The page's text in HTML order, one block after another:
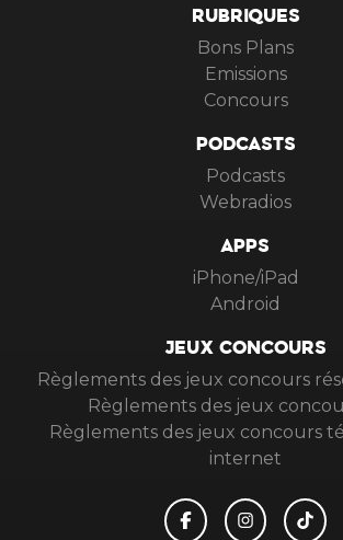
RUBRIQUES
Bons Plans
Emissions
Concours
PODCASTS
Podcasts
Webradios
APPS
iPhone/iPad
Android
JEUX CONCOURS
Règlements des jeux concours
Règlements des jeux
Règlements des jeux concours
internet